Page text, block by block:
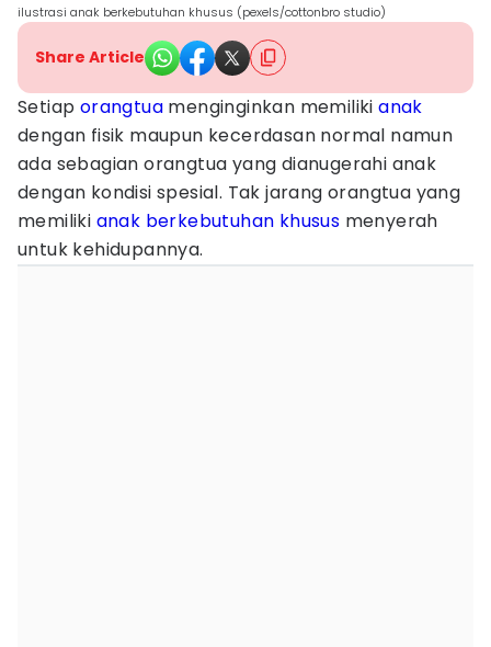
ilustrasi anak berkebutuhan khusus (pexels/cottonbro studio)
Share Article
Setiap orangtua menginginkan memilikianak
dengan fisik maupun kecerdasan normal namun
ada sebagian orangtua yang dianugerahi anak
dengan kondisi spesial. Tak jarang orangtua yang
memiliki anak berkebutuhan khusus menyerah
untuk kehidupannya.